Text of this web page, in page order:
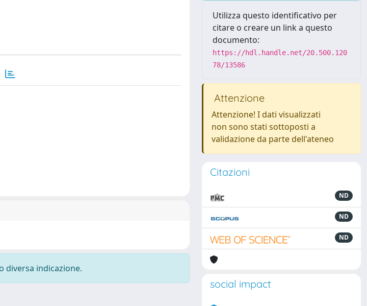
diversa indicazione.
Utilizza questo identificativo per
citare o creare un link a questo
documento:
https://hdl.handle.net/20.500.120
78/13586
Attenzione
Attenzione! I dati visualizzati
non sono stati sottoposti a
validazione da parte dell'ateneo
Citazioni
ND
ND
ND
social impact